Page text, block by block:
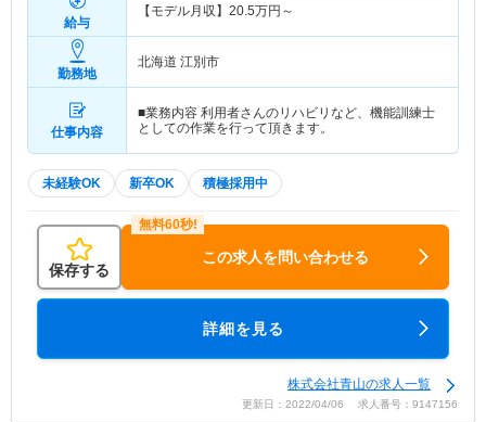
給与
【モデル月収】 20.5万円～
勤務地
北海道 江別市
仕事内容
■業務内容 利用者さんのリハビリなど、機能訓練士
としての作業を行って頂きます。
未経験OK 新卒OK 積極採用中
保存する
この求人を問い合わせる
詳細を見る
株式会社青山の求人一覧
更新日：2022/04/06 求人番号：9147156